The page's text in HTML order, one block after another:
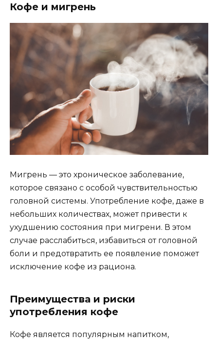
Кофе и мигрень
Мигрень — это хроническое заболевание,
которое связано с особой чувствительностью
головной системы. Употребление кофе, даже в
небольших количествах, может привести к
ухудшению состояния при мигрени. В этом
случае расслабиться, избавиться от головной
боли и предотвратить ее появление поможет
исключение кофе из рациона.
Преимущества и риски
употребления кофе
Кофе является популярным напитком,